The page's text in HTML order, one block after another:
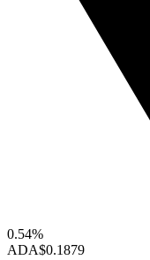
0.54%
ADA$0.1879